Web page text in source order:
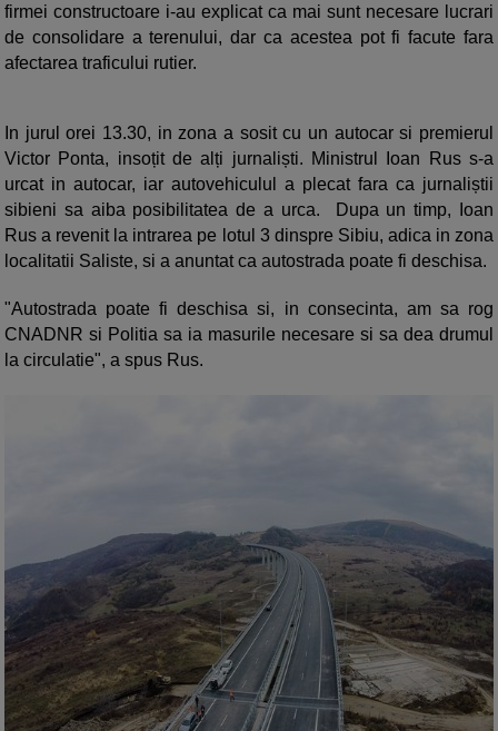
firmei constructoare i-au explicat ca mai sunt necesare lucrari
de consolidare a terenului, dar ca acestea pot fi facute fara
afectarea traficului rutier.
In jurul orei 13.30, in zona a sosit cu un autocar si premierul
Victor Ponta, insoțit de alți jurnaliști. Ministrul Ioan Rus s-a
urcat in autocar, iar autovehiculul a plecat fara ca jurnaliștii
sibieni sa aiba posibilitatea de a urca. Dupa un timp, Ioan
Rus a revenit la intrarea pe lotul 3 dinspre Sibiu, adica in zona
localitatii Saliste, si a anuntat ca autostrada poate fi deschisa.
"Autostrada poate fi deschisa si, in consecinta, am sa rog
CNADNR si Politia sa ia masurile necesare si sa dea drumul
la circulatie", a spus Rus.